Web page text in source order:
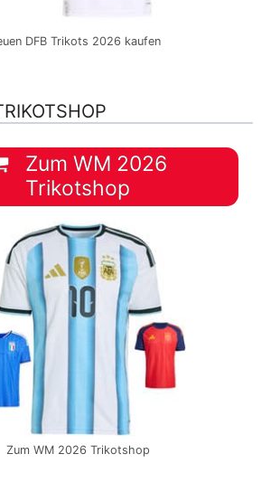
DFB Trikots 2026 kaufen
Zum WM 2026
Trikotshop
Zum WM 2026 Trikotshop